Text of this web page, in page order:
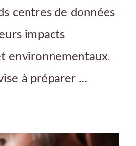
centres de données
impacts
environnementaux.
à préparer …